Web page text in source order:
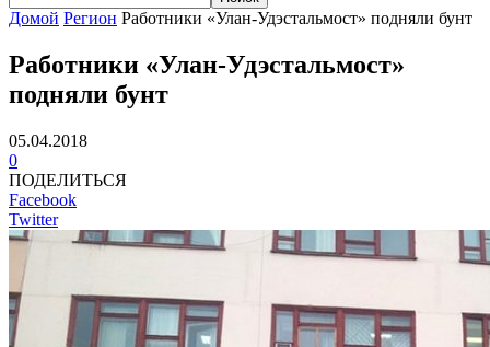
Домой Регион Работники «Улан-Удэстальмост» подняли бунт
Работники «Улан-Удэстальмост»
подняли бунт
05.04.2018
0
ПОДЕЛИТЬСЯ
Facebook
Twitter